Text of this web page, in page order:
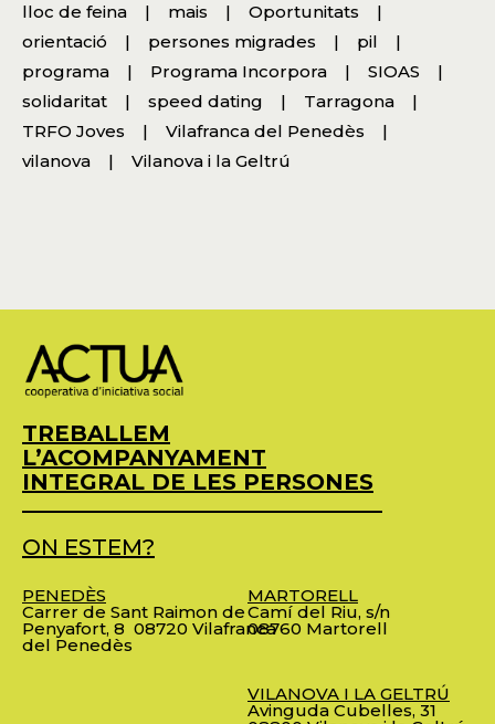
lloc de feina
mais
Oportunitats
orientació
persones migrades
pil
programa
Programa Incorpora
SIOAS
solidaritat
speed dating
Tarragona
TRFO Joves
Vilafranca del Penedès
vilanova
Vilanova i la Geltrú
TREBALLEM
L’ACOMPANYAMENT
INTEGRAL DE LES PERSONES
ON ESTEM?
PENEDÈS
Carrer de Sant Raimon de
Penyafort, 8 08720 Vilafranca
del Penedès
MARTORELL
Camí del Riu, s/n
08760 Martorell
VILANOVA I LA GELTRÚ
Avinguda Cubelles, 31